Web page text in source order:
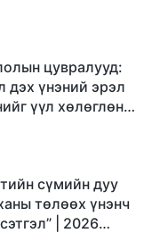
цувралууд:
дэх үнэний эрэл
үүл хөлөглөн
сүмийн дуу
төлөөх үнэнч
| 2026